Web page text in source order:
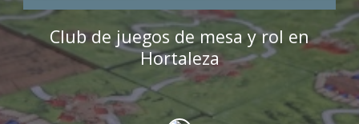
Club de juegos de mesa y rol en
Hortaleza